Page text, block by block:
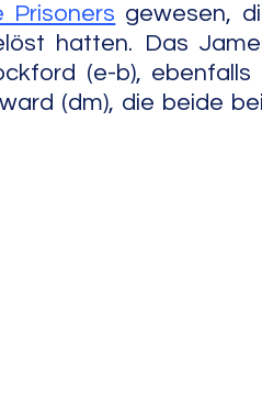
Rock Indie
Prisoners gewesen,
hatten. Das
(e-b), ebenfalls
(dm), die beide